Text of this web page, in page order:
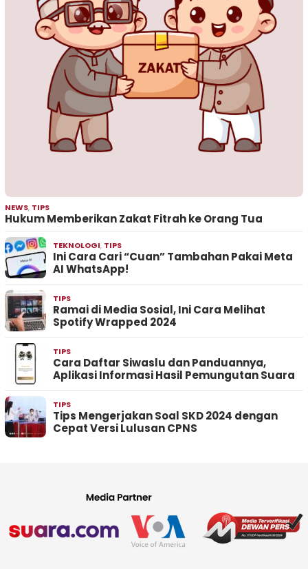
NEWS, TIPS
Hukum Memberikan Zakat Fitrah ke Orang Tua
TEKNOLOGI, TIPS
Ini Cara Cari “Cuan” Tambahan Pakai Meta
AI WhatsApp!
TIPS
Ramai di Media Sosial, Ini Cara Melihat
Spotify Wrapped 2024
TIPS
Cara Daftar Siwaslu dan Panduannya,
Aplikasi Informasi Hasil Pemungutan Suara
TIPS
Tips Mengerjakan Soal SKD 2024 dengan
Cepat Versi Lulusan CPNS